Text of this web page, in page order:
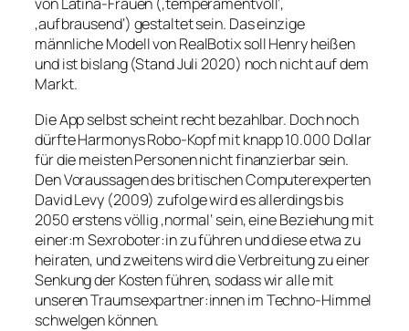
von Latina-Frauen (‚temperamentvoll‘,
‚aufbrausend‘) gestaltet sein. Das einzige
männliche Modell von RealBotix soll Henry heißen
und ist bislang (Stand Juli 2020) noch nicht auf dem
Markt.
Die App selbst scheint recht bezahlbar. Doch noch
dürfte Harmonys Robo-Kopf mit knapp 10.000 Dollar
für die meisten Personen nicht finanzierbar sein.
Den Voraussagen des britischen Computerexperten
David Levy (2009) zufolge wird es allerdings bis
2050 erstens völlig ‚normal‘ sein, eine Beziehung mit
einer:m Sexroboter:in zu führen und diese etwa zu
heiraten, und zweitens wird die Verbreitung zu einer
Senkung der Kosten führen, sodass wir alle mit
unseren Traumsexpartner:innen im Techno-Himmel
schwelgen können.